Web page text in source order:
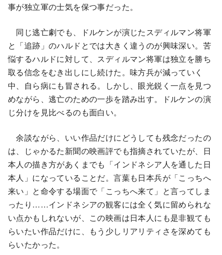
事が独立軍の士気を保つ事だった。
同じ逃亡劇でも、ドルケンが演じたスディルマン将軍
と「追跡」のハルドとでは大きく違うのが興味深い。苦
悩するハルドに対して、スディルマン将軍は独立を勝ち
取る信念をむき出しにし続けた。味方兵が減っていく
中、自ら病にも冒される。しかし、眼光鋭く一点を見つ
めながら、逃亡のための一歩を踏み出す。ドルケンの演
じ分けを見比べるのも面白い。
余談ながら、いい作品だけにどうしても残念だったの
は、じゃかるた新聞の映画評でも指摘されていたが、日
本人の描き方があくまでも「インドネシア人を通した日
本人」になっていることだ。言葉も日本兵が「こっちへ
来い」と命令する場面で「こっちへ来て」と言ってしま
ったり……インドネシアの観客には全く気に留められな
い点かもしれないが、この映画は日本人にも是非観ても
らいたい作品だけに、もう少しリアリティさを深めても
らいたかった。